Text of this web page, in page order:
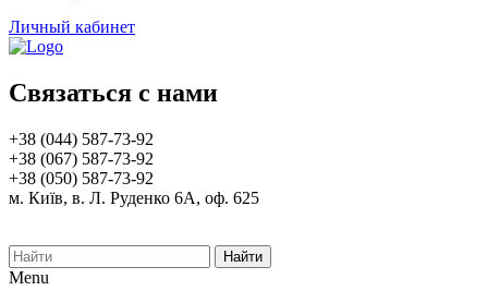
Личный кабинет
Связаться с нами
+38 (044) 587-73-92
+38 (067) 587-73-92
+38 (050) 587-73-92
м. Київ, в. Л. Руденко 6А, оф. 625
Найти
Menu